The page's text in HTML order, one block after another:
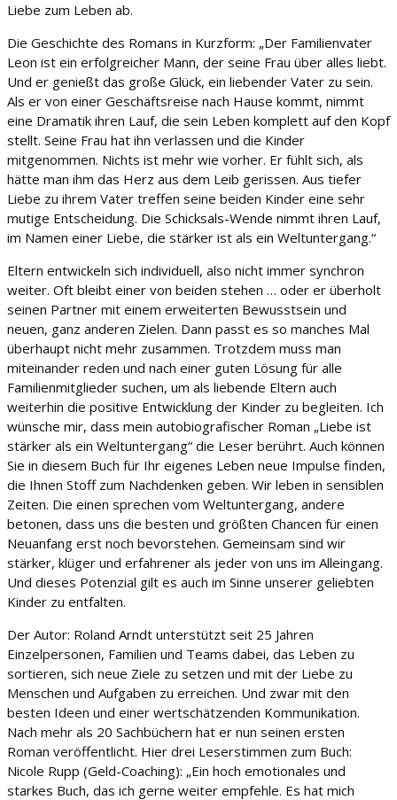
Liebe zum Leben ab.
Die Geschichte des Romans in Kurzform: „Der Familienvater
Leon ist ein erfolgreicher Mann, der seine Frau über alles liebt.
Und er genießt das große Glück, ein liebender Vater zu sein.
Als er von einer Geschäftsreise nach Hause kommt, nimmt
eine Dramatik ihren Lauf, die sein Leben komplett auf den Kopf
stellt. Seine Frau hat ihn verlassen und die Kinder
mitgenommen. Nichts ist mehr wie vorher. Er fühlt sich, als
hätte man ihm das Herz aus dem Leib gerissen. Aus tiefer
Liebe zu ihrem Vater treffen seine beiden Kinder eine sehr
mutige Entscheidung. Die Schicksals-Wende nimmt ihren Lauf,
im Namen einer Liebe, die stärker ist als ein Weltuntergang.“
Eltern entwickeln sich individuell, also nicht immer synchron
weiter. Oft bleibt einer von beiden stehen … oder er überholt
seinen Partner mit einem erweiterten Bewusstsein und
neuen, ganz anderen Zielen. Dann passt es so manches Mal
überhaupt nicht mehr zusammen. Trotzdem muss man
miteinander reden und nach einer guten Lösung für alle
Familienmitglieder suchen, um als liebende Eltern auch
weiterhin die positive Entwicklung der Kinder zu begleiten. Ich
wünsche mir, dass mein autobiografischer Roman „Liebe ist
stärker als ein Weltuntergang“ die Leser berührt. Auch können
Sie in diesem Buch für Ihr eigenes Leben neue Impulse finden,
die Ihnen Stoff zum Nachdenken geben. Wir leben in sensiblen
Zeiten. Die einen sprechen vom Weltuntergang, andere
betonen, dass uns die besten und größten Chancen für einen
Neuanfang erst noch bevorstehen. Gemeinsam sind wir
stärker, klüger und erfahrener als jeder von uns im Alleingang.
Und dieses Potenzial gilt es auch im Sinne unserer geliebten
Kinder zu entfalten.
Der Autor: Roland Arndt unterstützt seit 25 Jahren
Einzelpersonen, Familien und Teams dabei, das Leben zu
sortieren, sich neue Ziele zu setzen und mit der Liebe zu
Menschen und Aufgaben zu erreichen. Und zwar mit den
besten Ideen und einer wertschätzenden Kommunikation.
Nach mehr als 20 Sachbüchern hat er nun seinen ersten
Roman veröffentlicht. Hier drei Leserstimmen zum Buch:
Nicole Rupp (Geld-Coaching): „Ein hoch emotionales und
starkes Buch, das ich gerne weiter empfehle. Es hat mich